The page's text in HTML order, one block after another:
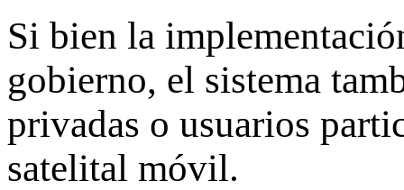
Si bien la
gobierno, el sistema
privadas o usuarios
satelital móvil.